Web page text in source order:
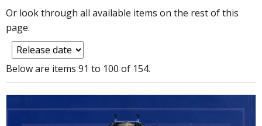
Or look through all available items on the rest of this
page.
Below are items 91 to 100 of 154.